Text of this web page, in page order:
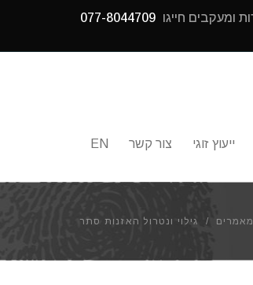
077-8044709
ייעוץ זוגי צור קשר EN
מאמרים / גילוי ונטרול האזנות סתר